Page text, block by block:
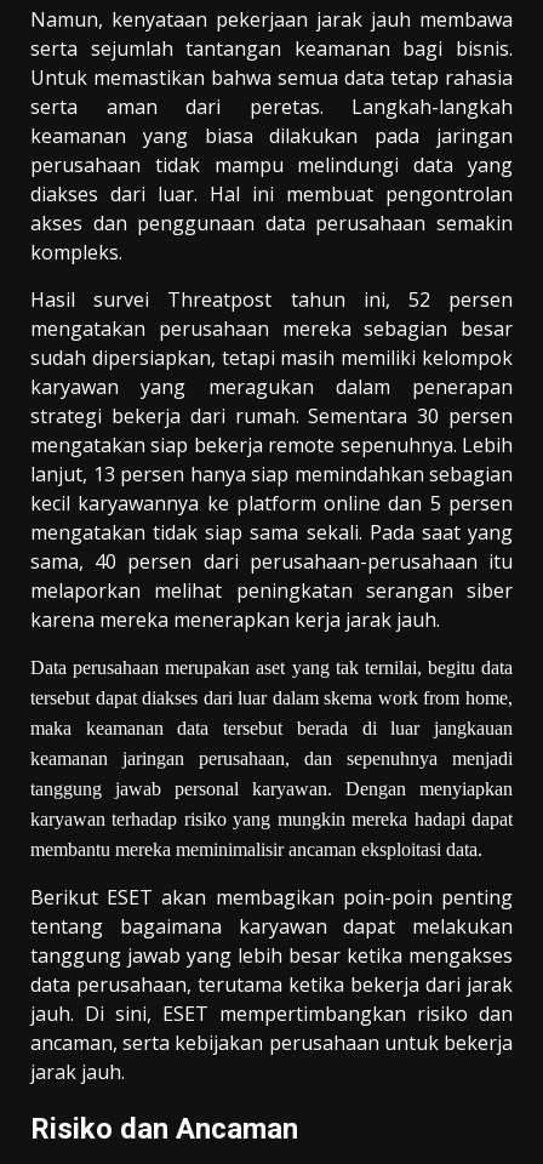
Namun, kenyataan pekerjaan jarak jauh membawa
serta sejumlah tantangan keamanan bagi bisnis.
Untuk memastikan bahwa semua data tetap rahasia
serta aman dari peretas. Langkah-langkah
keamanan yang biasa dilakukan pada jaringan
perusahaan tidak mampu melindungi data yang
diakses dari luar. Hal ini membuat pengontrolan
akses dan penggunaan data perusahaan semakin
kompleks.
Hasil survei Threatpost tahun ini, 52 persen
mengatakan perusahaan mereka sebagian besar
sudah dipersiapkan, tetapi masih memiliki kelompok
karyawan yang meragukan dalam penerapan
strategi bekerja dari rumah. Sementara 30 persen
mengatakan siap bekerja remote sepenuhnya. Lebih
lanjut, 13 persen hanya siap memindahkan sebagian
kecil karyawannya ke platform online dan 5 persen
mengatakan tidak siap sama sekali. Pada saat yang
sama, 40 persen dari perusahaan-perusahaan itu
melaporkan melihat peningkatan serangan siber
karena mereka menerapkan kerja jarak jauh.
Data perusahaan merupakan aset yang tak ternilai, begitu data
tersebut dapat diakses dari luar dalam skema work from home,
maka keamanan data tersebut berada di luar jangkauan
keamanan jaringan perusahaan, dan sepenuhnya menjadi
tanggung jawab personal karyawan. Dengan menyiapkan
karyawan terhadap risiko yang mungkin mereka hadapi dapat
membantu mereka meminimalisir ancaman eksploitasi data.
Berikut ESET akan membagikan poin-poin penting
tentang bagaimana karyawan dapat melakukan
tanggung jawab yang lebih besar ketika mengakses
data perusahaan, terutama ketika bekerja dari jarak
jauh. Di sini, ESET mempertimbangkan risiko dan
ancaman, serta kebijakan perusahaan untuk bekerja
jarak jauh.
Risiko dan Ancaman